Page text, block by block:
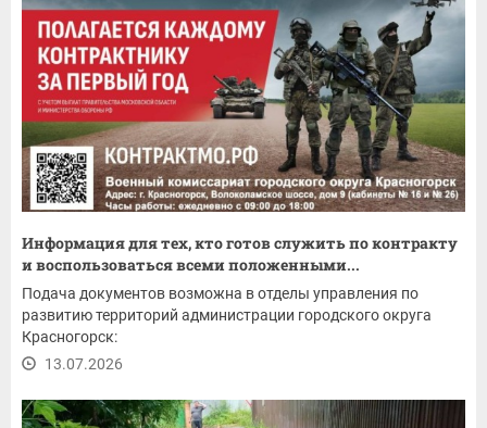
Информация для тех, кто готов служить по контракту
и воспользоваться всеми положенными...
Подача документов возможна в отделы управления по
развитию территорий администрации городского округа
Красногорск:
13.07.2026